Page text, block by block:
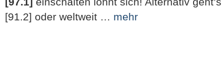
[91.2] oder weltweit … mehr